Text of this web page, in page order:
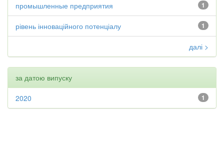
1
промышленные предприятия
1
рівень інноваційного потенціалу
далі >
за датою випуску
1
2020